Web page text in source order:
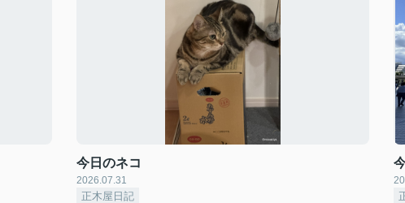
今日のネコ
2026.07.31
正木屋日記